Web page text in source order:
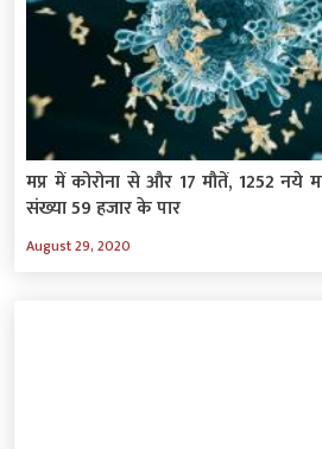
मप्र में कोरोना से और 17 मौतें, 1252 नये
संख्या 59 हजार के पार
August 29, 2020